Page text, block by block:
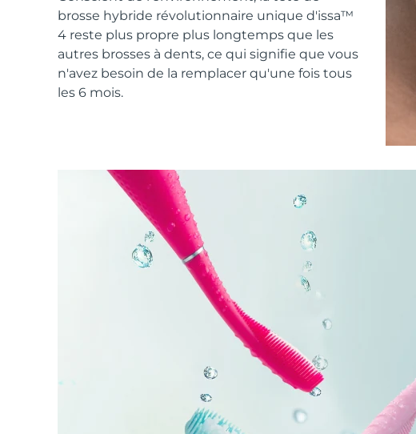
brosse hybride révolutionnaire unique d'issa™
4 reste plus propre plus longtemps que les
autres brosses à dents, ce qui signifie que vous
n'avez besoin de la remplacer qu'une fois tous
les 6 mois.
All revitalizing eye massagers
Soins de la peau KIWI™
Advanced pore care essentials
Serum
For healthy hair
issa™ Teeth Whitening Gel
18% PAP
Cosmétiques Hommes